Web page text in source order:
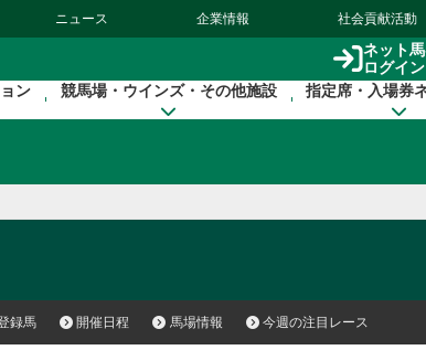
ニュース 企業情報 社会貢献活動
ネット
ログイン
ン 競馬場・ウインズ・その他施設 指定席・入場券
録馬 開催日程 馬場情報 今週の注目レース